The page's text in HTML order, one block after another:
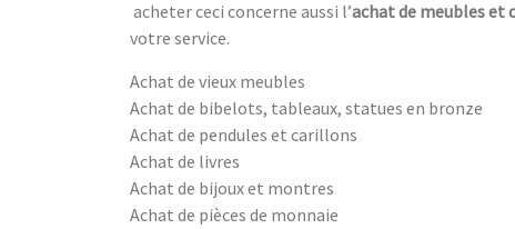
acheter ceci concerne aussi l’achat de meubles et
votre service.
Achat de vieux meubles
Achat de bibelots, tableaux, statues en bronze
Achat de pendules et carillons
Achat de livres
Achat de bijoux et montres
Achat de pièces de monnaie